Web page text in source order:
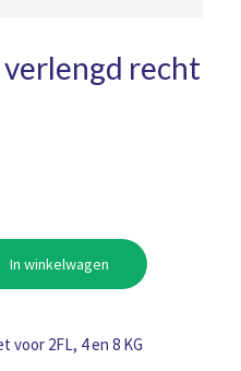
recht
In winkelwagen
voor 2FL, 4 en 8 KG